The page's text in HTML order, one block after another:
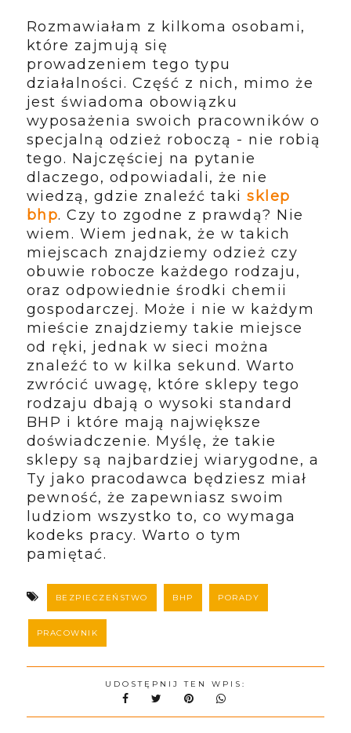
Rozmawiałam z kilkoma osobami,
które zajmują się
prowadzeniem tego typu
działalności. Część z nich, mimo że
jest świadoma obowiązku
wyposażenia swoich pracowników o
specjalną odzież roboczą - nie robią
tego. Najczęściej na pytanie
dlaczego, odpowiadali, że nie
wiedzą, gdzie znaleźć takisklep
bhp. Czy to zgodne z prawdą? Nie
wiem. Wiem jednak, że w takich
miejscach znajdziemy odzież czy
obuwie robocze każdego rodzaju,
oraz odpowiednie środki chemii
gospodarczej. Może i nie w każdym
mieście znajdziemy takie miejsce
od ręki, jednak w sieci można
znaleźć to w kilka sekund. Warto
zwrócić uwagę, które sklepy tego
rodzaju dbają o wysoki standard
BHP i które mają największe
doświadczenie. Myślę, że takie
sklepy są najbardziej wiarygodne, a
Ty jako pracodawca będziesz miał
pewność, że zapewniasz swoim
ludziom wszystko to, co wymaga
kodeks pracy. Warto o tym
pamiętać.
BEZPIECZEŃSTWO BHP PORADY
PRACOWNIK
UDOSTĘPNIJ TEN WPIS: